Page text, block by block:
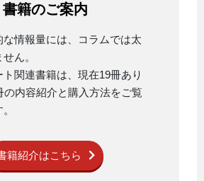
書籍のご案内
な情報量には、コラムでは太
ん。
関連書籍は、現在19冊あり
の内容紹介と購入方法をご覧
籍紹介はこちら